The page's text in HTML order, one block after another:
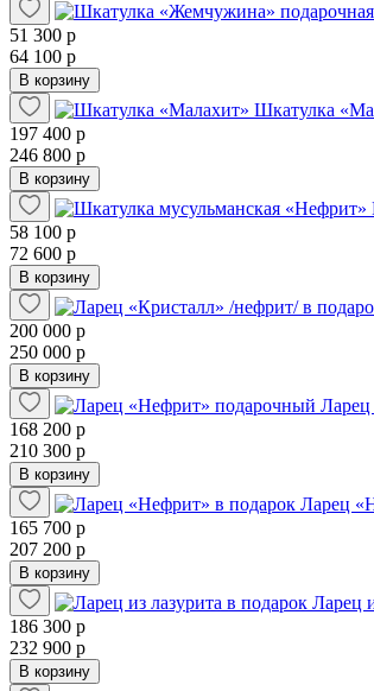
51 300 р
64 100 р
В корзину
Шкатулка
197 400 р
246 800 р
В корзину
58 100 р
72 600 р
В корзину
200 000 р
250 000 р
В корзину
168 200 р
210 300 р
В корзину
Ларец
165 700 р
207 200 р
В корзину
Ларец
186 300 р
232 900 р
В корзину